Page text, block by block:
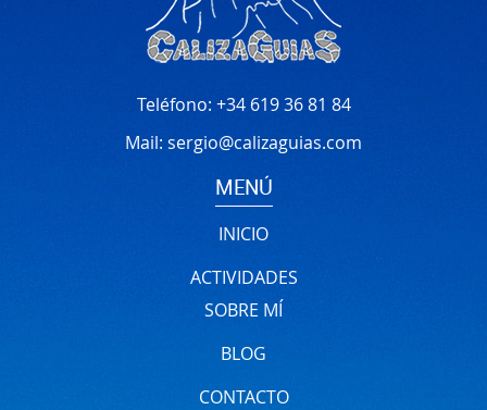
Teléfono: +34 619 36 81 84
Mail: sergio@calizaguias.com
MENÚ
INICIO
ACTIVIDADES
SOBRE MÍ
BLOG
CONTACTO